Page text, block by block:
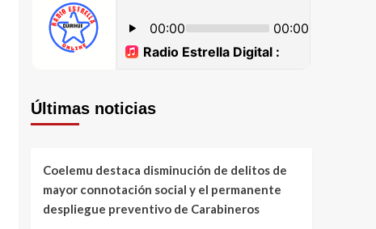
Últimas noticias
Coelemu destaca disminución de delitos de
mayor connotación social y el permanente
despliegue preventivo de Carabineros